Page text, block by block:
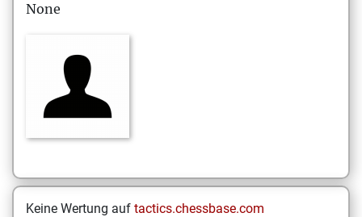
None
Keine Wertung auf tactics.chessbase.com